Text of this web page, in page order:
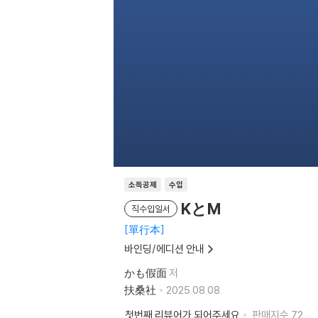
소득공제 수입
직수입일서 KとM
單行本
바인딩/에디션 안내
かも假面저
扶桑社
2025.08.08.
첫번째 리뷰어가 되어주세요
판매지수 72